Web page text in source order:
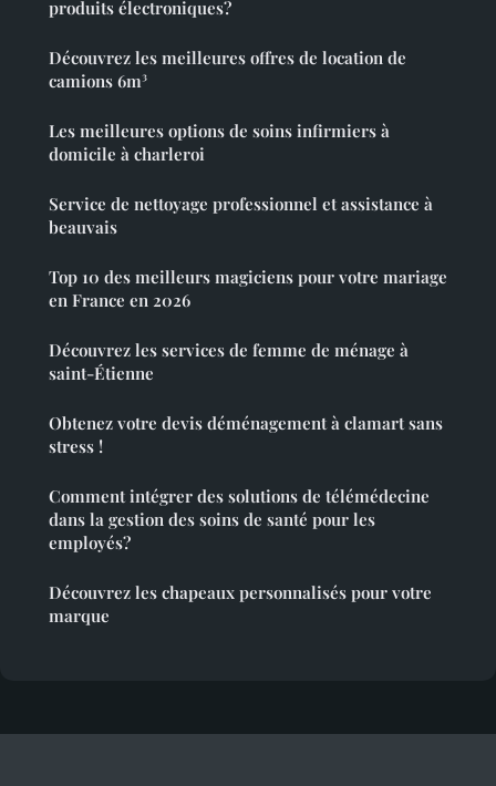
produits électroniques?
Découvrez les meilleures offres de location de
camions 6m³
Les meilleures options de soins infirmiers à
domicile à charleroi
Service de nettoyage professionnel et assistance à
beauvais
Top 10 des meilleurs magiciens pour votre mariage
en France en 2026
Découvrez les services de femme de ménage à
saint-Étienne
Obtenez votre devis déménagement à clamart sans
stress !
Comment intégrer des solutions de télémédecine
dans la gestion des soins de santé pour les
employés?
Découvrez les chapeaux personnalisés pour votre
marque